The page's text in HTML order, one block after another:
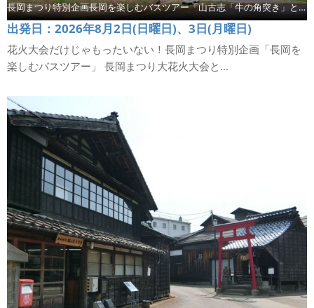
長岡まつり特別企画長岡を楽しむバスツアー「山古志「牛の角突き」と道の駅Ｒ290とちお」【コース5】
出発日：2026年8月2日(日曜日)、3日(月曜日)
花火大会だけじゃもったいない！長岡まつり特別企画「長岡を
楽しむバスツアー」 長岡まつり大花火大会と...